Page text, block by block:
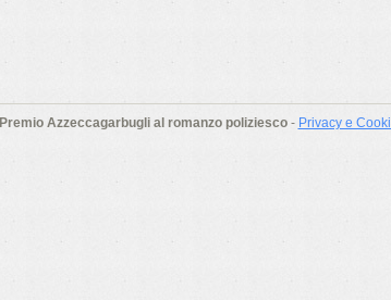
Premio Azzeccagarbugli al romanzo poliziesco- Privacy e